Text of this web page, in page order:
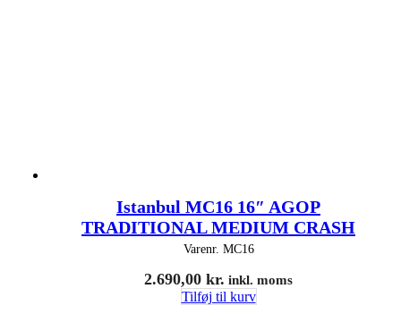
Istanbul MC16 16″ AGOP
TRADITIONAL MEDIUM CRASH
Varenr. MC16
2.690,00 kr. inkl. moms
Tilføj til kurv